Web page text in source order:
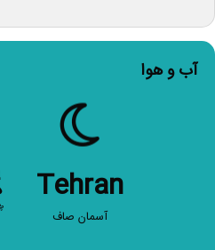
آب و هوا
Tehran
آسمان صاف